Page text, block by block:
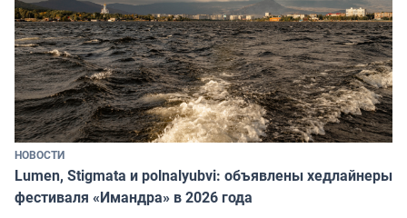
НОВОСТИ
Lumen, Stigmata и polnalyubvi: объявлены хедлайнеры
фестиваля «Имандра» в 2026 года